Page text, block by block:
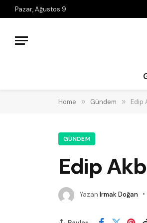
Pazar, Ağustos 9
Home » Gündem » Edip
GÜNDEM
Edip
Yazan Irmak Doğan